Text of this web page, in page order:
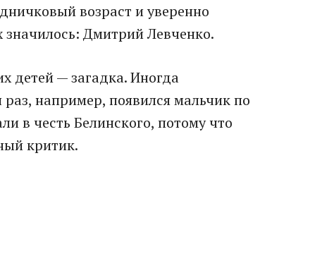
возраст и уверенно
значилось: Дмитрий Левченко.
детей — загадка. Иногда
например, появился мальчик по
в честь Белинского, потому что
критик.